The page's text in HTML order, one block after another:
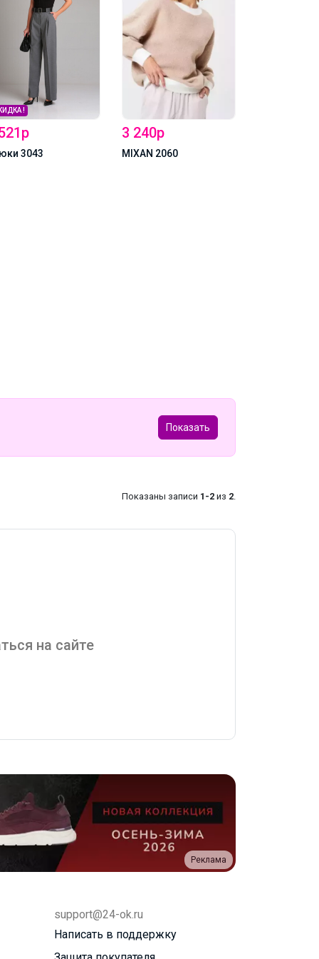
2060
2 728р
MIXAN Джемпер 2058
Показать
Показаны записи 1-2 из 2
на сайте
Реклама
support@24-ok.ru
Написать в поддержку